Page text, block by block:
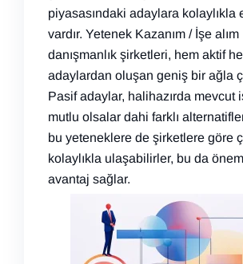
piyasasındaki adaylara kolaylıkla
vardır. Yetenek Kazanım / İşe alım
danışmanlık şirketleri, hem aktif
adaylardan oluşan geniş bir ağla
Pasif adaylar, halihazırda mevcut
mutlu olsalar dahi farklı
bu yeteneklere de şirketlere göre
kolaylıkla ulaşabilirler, bu da
avantaj sağlar.